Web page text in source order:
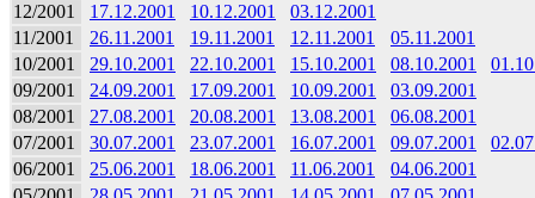
12/2001 17.12.2001 10.12.2001
03.12.2001
11/2001
26.11.2001 19.11.2001 12.11.2001
05.11.2001
10/2001
29.10.2001 22.10.2001 15.10.2001 08.10.2001
09/2001
24.09.2001 17.09.2001 10.09.2001
03.09.2001
08/2001
27.08.2001 20.08.2001 13.08.2001
06.08.2001
07/2001
30.07.2001 23.07.2001 16.07.2001 09.07.2001
06/2001
25.06.2001 18.06.2001 11.06.2001
04.06.2001